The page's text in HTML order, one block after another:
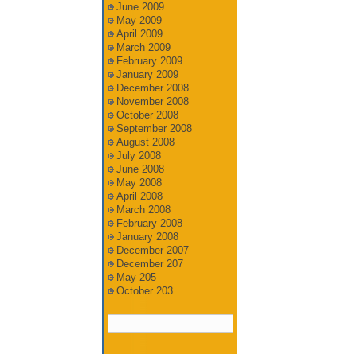
June 2009
May 2009
April 2009
March 2009
February 2009
January 2009
December 2008
November 2008
October 2008
September 2008
August 2008
July 2008
June 2008
May 2008
April 2008
March 2008
February 2008
January 2008
December 2007
December 207
May 205
October 203